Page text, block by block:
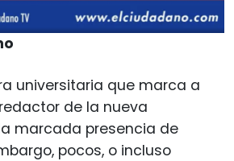
universitaria que marca a
de la nueva
marcada presencia de
pocos, o incluso